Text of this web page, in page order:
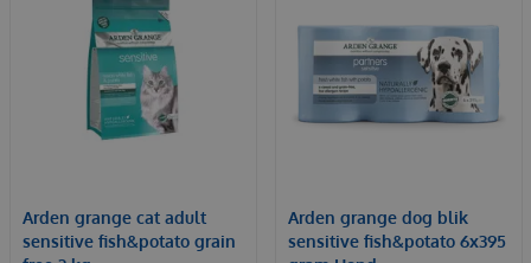
Arden grange cat adult
sensitive fish&potato grain
Arden grange dog blik
sensitive fish&potato 6x395